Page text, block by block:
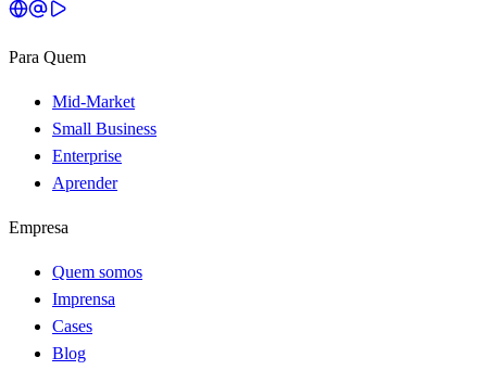
Para Quem
Mid-Market
Small Business
Enterprise
Aprender
Empresa
Quem somos
Imprensa
Cases
Blog